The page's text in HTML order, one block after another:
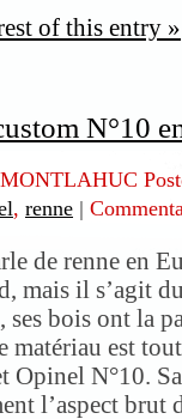
of this entry »
N°10
, renne |
de renne en
mais il s’agit
ses bois ont la
matériau est
Opinel N°10.
l’aspect